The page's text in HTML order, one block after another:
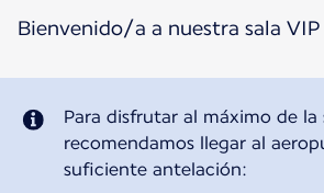
Bienvenido/a a nuestra sala
Para disfrutar al máximo de la
recomendamos llegar al